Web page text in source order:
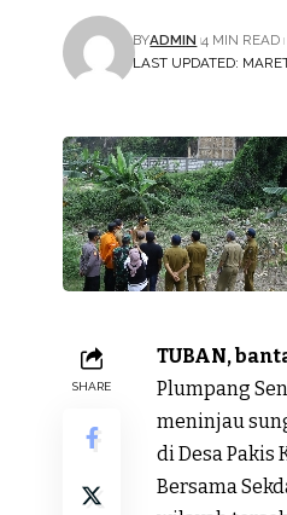
LAST UPDATED:
BYADMIN 4 MIN READ
SHARE
TUBAN,
Plumpang
meninjau
di Desa Pakis
Bersama